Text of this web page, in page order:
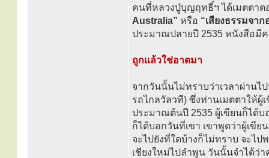
คนที่หลวงปู่บุญฤทธิ์ฯ ได้เมตตาต
Australia” หรือ “เสียงธรรมจาก
ประมาณปลายปี 2535 หนังสือมี
ถูกแล้วใช่อาตมา
จากวันนั้นไม่ทราบว่าเวลาผ่าน
รถไกลวัลวที) ซึ่งท่านเมตตาให้
ประมาณต้นปี 2535 ผู้เขียนก็ได้บ
ก็ได้บอกวันที่เขา เขาพูดว่าผู้เขี
จะไปยังที่ใดบ้างก็ไม่ทราบ จะไป
เชียงใหม่ไปลำพูน วันนั้นจำได้